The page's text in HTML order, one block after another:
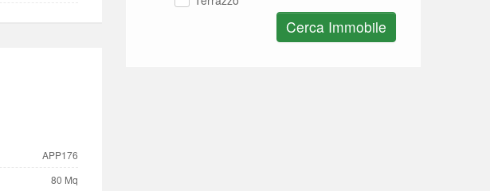
APP176
80 Mq
Cerca Immobile